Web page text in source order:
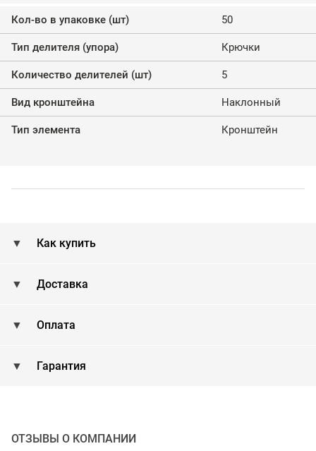
Кол-во в упаковке (шт) 50
Тип делителя (упора) Крючки
Количество делителей (шт) 5
Вид кронштейна Наклонный
Тип элемента Кронштейн
Как купить
Доставка
Оплата
Гарантия
ОТЗЫВЫ О КОМПАНИИ